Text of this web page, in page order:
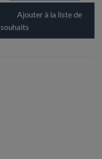
Ajouter à la liste de
souhaits